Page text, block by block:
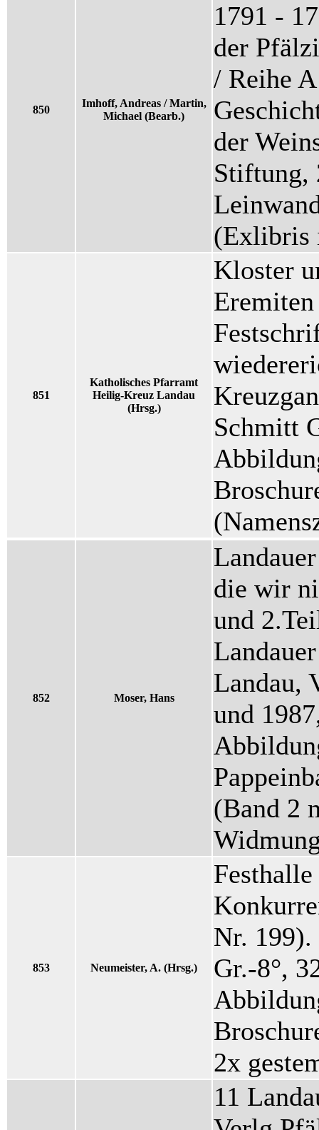
850
Imhoff, Andreas / Martin,
Michael (Bearb.)
1791 -
der
/ Reihe
der
Stiftung,
(Exlibris
851
Katholisches Pfarramt
Heilig-Kreuz Landau
(Hrsg.)
Kloster
Schmitt
852 Moser, Hans
die wir
und
Landau,
und
(Band 2
853 Neumeister, A. (Hrsg.)
Nr. 199).
Gr.-8°,
2x
11